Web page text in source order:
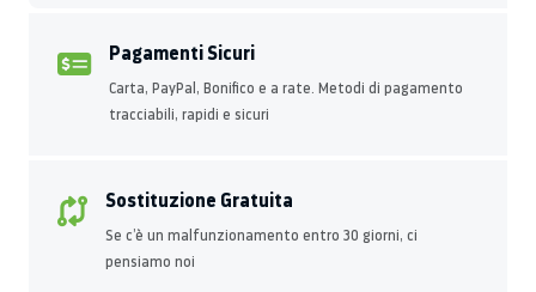
Pagamenti Sicuri
Carta, PayPal, Bonifico e a rate. Metodi di pagamento
tracciabili, rapidi e sicuri
Sostituzione Gratuita
Se c’è un malfunzionamento entro 30 giorni, ci
pensiamo noi